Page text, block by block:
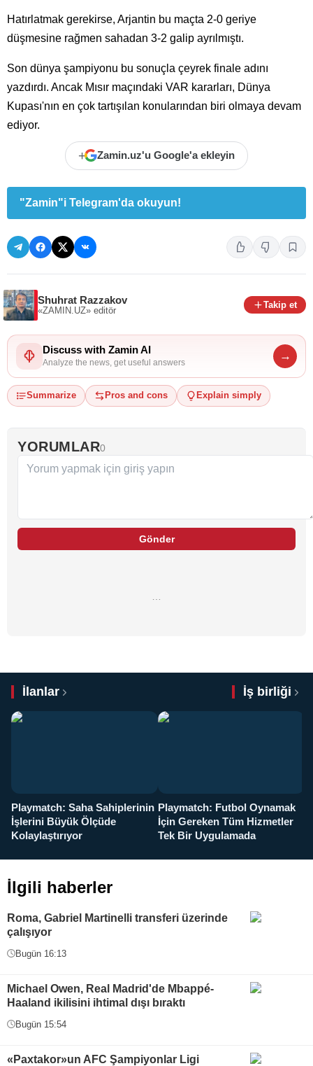
Hatırlatmak gerekirse, Arjantin bu maçta 2-0 geriye
düşmesine rağmen sahadan 3-2 galip ayrılmıştı.
Son dünya şampiyonu bu sonuçla çeyrek finale adını
yazdırdı. Ancak Mısır maçındaki VAR kararları, Dünya
Kupası'nın en çok tartışılan konularından biri olmaya devam
ediyor.
+ Zamin.uz'u Google'a ekleyin
"Zamin"i Telegram'da okuyun!
Shuhrat Razzakov
«ZAMIN.UZ» editör
Takip et
Discuss with Zamin AI
Analyze the news, get useful answers
→
Summarize Pros and cons Explain simply
YORUMLAR0
Gönder
İlanlar İş birliği
Playmatch: Saha Sahiplerinin
İşlerini Büyük Ölçüde
Kolaylaştırıyor
Playmatch: Futbol Oynamak
İçin Gereken Tüm Hizmetler
Tek Bir Uygulamada
İlgili haberler
Roma, Gabriel Martinelli transferi üzerinde
çalışıyor
Bugün 16:13
Michael Owen, Real Madrid'de Mbappé-
Haaland ikilisini ihtimal dışı bıraktı
Bugün 15:54
«Paxtakor»un AFC Şampiyonlar Ligi